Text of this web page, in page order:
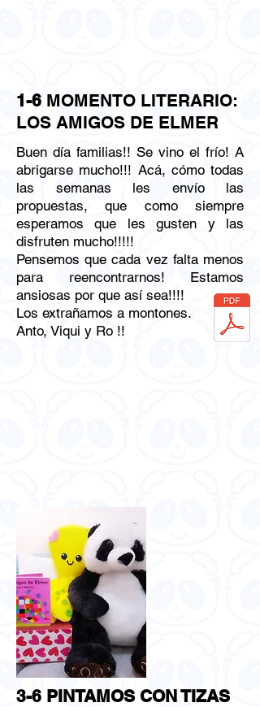
1-6 MOMENTO LITERARIO:
LOS AMIGOS DE ELMER
Buen día familias!! Se vino el frío! A
abrigarse mucho!!! Acá, cómo todas
las semanas les envío las
propuestas, que como siempre
esperamos que les gusten y las
disfruten mucho!!!!!
Pensemos que cada vez falta menos
para reencontrarnos! Estamos
ansiosas por que así sea!!!!
Los extrañamos a montones.
Anto, Viqui y Ro !!
3-6 PINTAMOS CON TIZAS